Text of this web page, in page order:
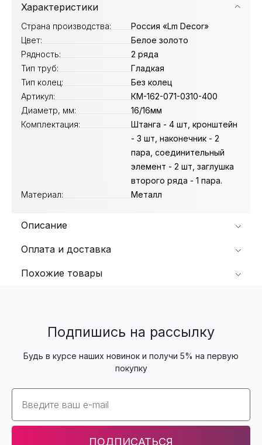
Характеристики
Страна производства:
Россия «Lm Decor»
Цвет:
Белое золото
Рядность:
2 ряда
Тип труб:
Гладкая
Тип колец:
Без колец
Артикул:
КМ-162-071-0310-400
Диаметр, мм:
16/16мм
Комплектация:
Штанга - 4 шт, кронштейн
- 3 шт, наконечник - 2
пара, соединительный
элемент - 2 шт, заглушка
второго ряда - 1 пара.
Материал:
Металл
Описание
Оплата и доставка
Похожие товары
Подпишись на рассылку
Будь в курсе наших новинок и получи 5% на первую
покупку
Email
ПОДПИСАТЬСЯ